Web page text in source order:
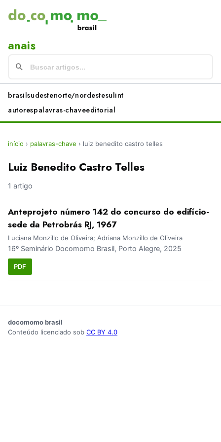
anais
brasilsudestenorte/nordestesulint
autorespalavras-chaveeditorial
início › palavras-chave › luiz benedito castro telles
Luiz Benedito Castro Telles
1 artigo
Anteprojeto número 142 do concurso do edifício-
sede da Petrobrás RJ, 1967
Luciana Monzillo de Oliveira; Adriana Monzillo de Oliveira
16º Seminário Docomomo Brasil, Porto Alegre, 2025
PDF
docomomo brasil
Conteúdo licenciado sob CC BY 4.0